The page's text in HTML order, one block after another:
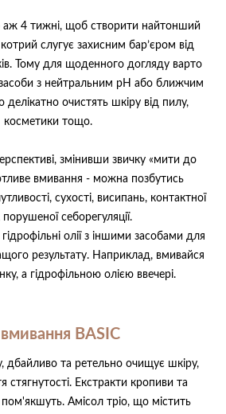
аж 4 тижні, щоб створити найтонший
слугує захисним бар’єром від
Тому для щоденного догляду варто
з нейтральним рН або ближчим
очистять шкіру від пилу,
косметики тощо.
змінивши звичку «мити до
вмивання - можна позбутись
сухості, висипань, контактної
порушеної себорегуляції.
олії з іншими засобами для
результату. Наприклад, вмивайся
а гідрофільною олією ввечері.
BASIC
дбайливо та ретельно очищує шкіру,
стягнутості. Екстракти кропиви та
Амісол тріо, що містить